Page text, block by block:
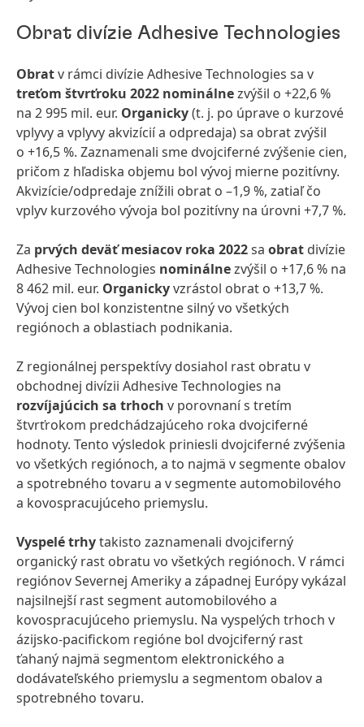
Obrat divízie Adhesive Technologies
Obratv rámci divízieAdhesive Technologies sa v
treťom štvrťroku 2022 nominálnezvýšil o +22,6 %
na 2 995 mil. eur. Organicky(t. j. po úprave o kurzové
vplyvy a vplyvy akvizícií a odpredaja) sa obrat zvýšil
o +16,5 %. Zaznamenali sme dvojciferné zvýšenie cien,
pričom z hľadiska objemu bol vývoj mierne pozitívny.
Akvizície/odpredaje znížili obrat o –1,9 %, zatiaľ čo
vplyv kurzového vývoja bol pozitívny na úrovni +7,7 %.
Za prvých deväť mesiacov roka 2022sa obrat divízie
Adhesive Technologies nominálnezvýšil o +17,6 % na
8 462 mil. eur. Organickyvzrástol obrat o +13,7 %.
Vývoj cien bol konzistentne silný vo všetkých
regiónoch a oblastiach podnikania.
Z regionálnej perspektívy dosiahol rast obratu v
obchodnej divízii Adhesive Technologies na
rozvíjajúcich sa trhoch v porovnaní s tretím
štvrťrokom predchádzajúceho roka dvojciferné
hodnoty. Tento výsledok priniesli dvojciferné zvýšenia
vo všetkých regiónoch, a to najmä v segmente obalov
a spotrebného tovaru a v segmente automobilového
a kovospracujúceho priemyslu.
Vyspelé trhytakisto zaznamenali dvojciferný
organický rast obratu vo všetkých regiónoch. V rámci
regiónov Severnej Ameriky a západnej Európy vykázal
najsilnejší rast segment automobilového a
kovospracujúceho priemyslu. Na vyspelých trhoch v
ázijsko-pacifickom regióne bol dvojciferný rast
ťahaný najmä segmentom elektronického a
dodávateľského priemyslu a segmentom obalov a
spotrebného tovaru.